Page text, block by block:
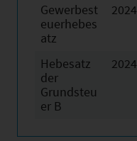
Gewerbest
euerhebes
atz
2024
Hebesatz
der
Grundsteu
er B
2024